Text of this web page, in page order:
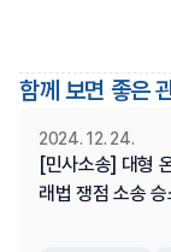
함께 보면 좋은
[민사소송] 대형
래법 쟁점 소송 승
2024. 12. 24.